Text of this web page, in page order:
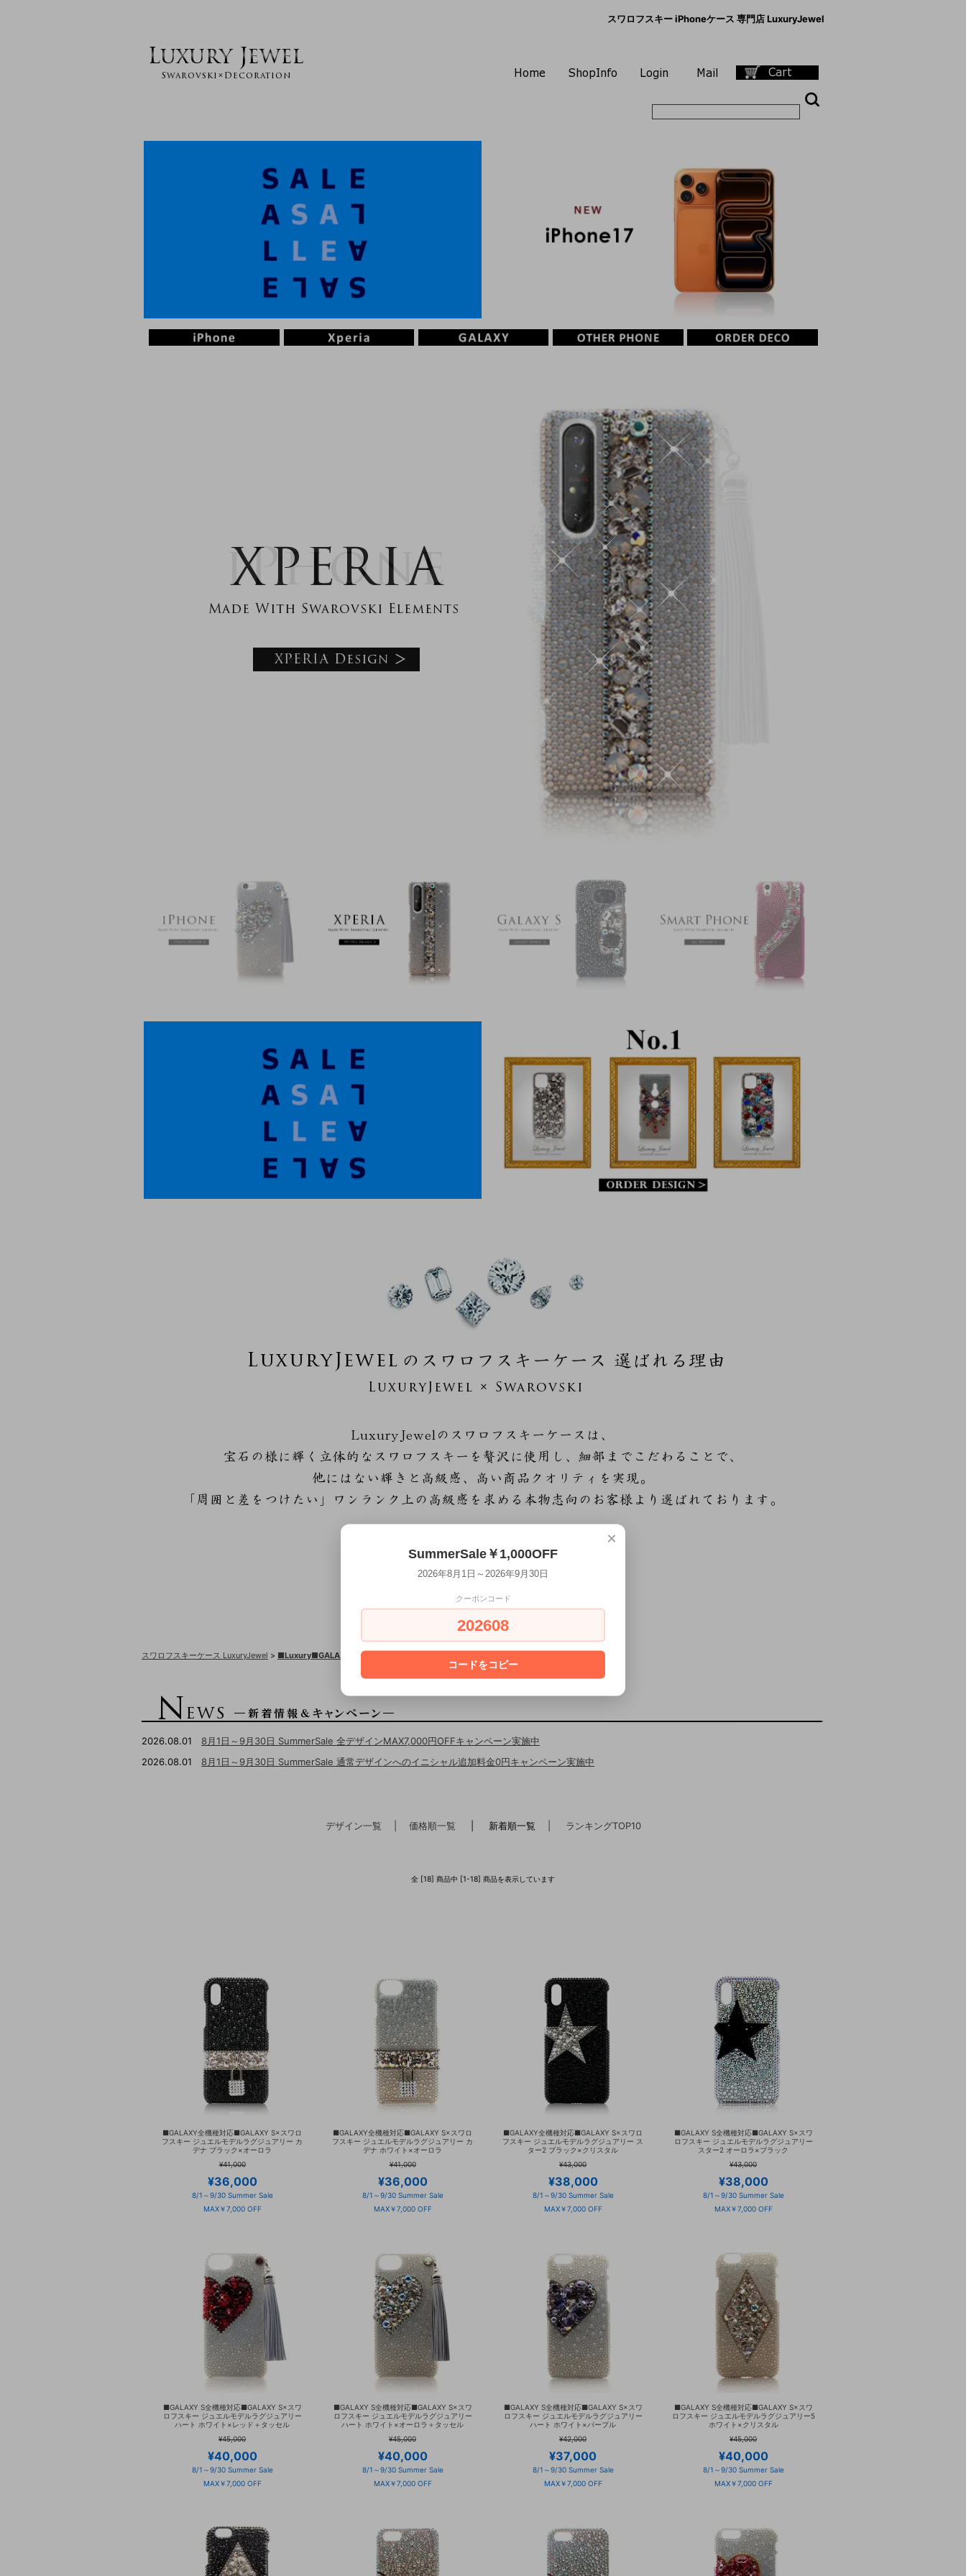
スワロフスキー iPhoneケース 専門店 LuxuryJewel
スワロフスキーケース LuxuryJewel > ■Luxury■GALAXY全機種対応
2026.08.01 8月1日～9月30日 SummerSale 全デザインMAX7,000円OFFキャンペーン実施中
2026.08.01 8月1日～9月30日 SummerSale 通常デザインへのイニシャル追加料金0円キャンペーン実施中
デザイン一覧 | 価格順一覧 | 新着順一覧 | ランキングTOP10
全 [18] 商品中 [1-18] 商品を表示しています
■GALAXY全機種対応■GALAXY S×スワロ
フスキー ジュエルモデルラグジュアリー カ
デナ ブラック×オーロラ
¥41,000
¥36,000
8/1～9/30 Summer Sale
MAX￥7,000 OFF
■GALAXY全機種対応■GALAXY S×スワロ
フスキー ジュエルモデルラグジュアリー カ
デナ ホワイト×オーロラ
¥41,000
¥36,000
8/1～9/30 Summer Sale
MAX￥7,000 OFF
■GALAXY全機種対応■GALAXY S×スワロ
フスキー ジュエルモデルラグジュアリー ス
ター2 ブラック×クリスタル
¥43,000
¥38,000
8/1～9/30 Summer Sale
MAX￥7,000 OFF
■GALAXY S全機種対応■GALAXY S×スワ
ロフスキー ジュエルモデルラグジュアリー
スター2 オーロラ×ブラック
¥43,000
¥38,000
8/1～9/30 Summer Sale
MAX￥7,000 OFF
■GALAXY S全機種対応■GALAXY S×スワ
ロフスキー ジュエルモデルラグジュアリー
ハート ホワイト×レッド＋タッセル
¥45,000
¥40,000
8/1～9/30 Summer Sale
MAX￥7,000 OFF
■GALAXY S全機種対応■GALAXY S×スワ
ロフスキー ジュエルモデルラグジュアリー
ハート ホワイト×オーロラ＋タッセル
¥45,000
¥40,000
8/1～9/30 Summer Sale
MAX￥7,000 OFF
■GALAXY S全機種対応■GALAXY S×スワ
ロフスキー ジュエルモデルラグジュアリー
ハート ホワイト×パープル
¥42,000
¥37,000
8/1～9/30 Summer Sale
MAX￥7,000 OFF
■GALAXY S全機種対応■GALAXY S×スワ
ロフスキー ジュエルモデルラグジュアリー5
ホワイト×クリスタル
¥45,000
¥40,000
8/1～9/30 Summer Sale
MAX￥7,000 OFF
×
SummerSale￥1,000OFF
2026年8月1日～2026年9月30日
クーポンコード
202608
コードをコピー